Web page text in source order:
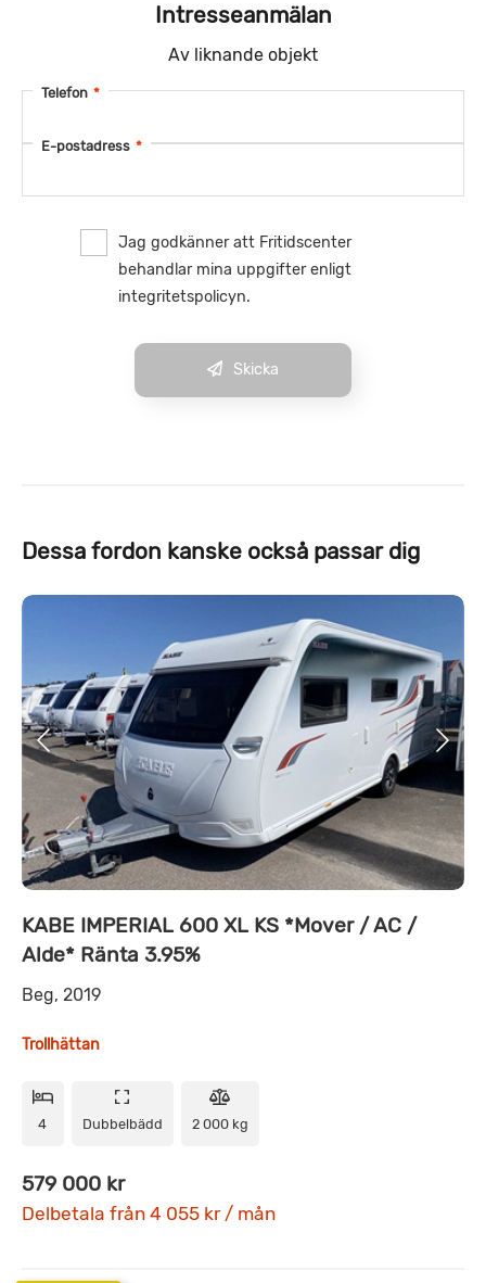
Intresseanmälan
Av liknande objekt
Telefon *
E-postadress *
Jag godkänner att Fritidscenter
behandlar mina uppgifter enligt
integritetspolicyn.
Skicka
Dessa fordon kanske också passar dig
KABE IMPERIAL 600 XL KS *Mover / AC /
Alde* Ränta 3.95%
Beg, 2019
Trollhättan
4 Dubbelbädd 2 000 kg
579 000 kr
Delbetala från 4 055 kr / mån